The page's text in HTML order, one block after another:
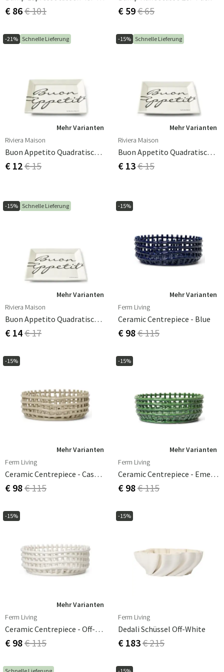
€ 86€ 101 € 59€ 65
-21% Schnelle Lieferung
Mehr Varianten
Riviera Maison
Buon Appetito Quadratischer Teller 18 X 18 Cm
€ 12€ 15
-15% Schnelle Lieferung
Mehr Varianten
Riviera Maison
Buon Appetito Quadratischer Teller 22 X 22 Cm
€ 13€ 15
-15% Schnelle Lieferung
Mehr Varianten
Riviera Maison
Buon Appetito Quadratischer Teller 26 X 26 Cm
€ 14€ 17
-15%
Mehr Varianten
Ferm Living
Ceramic Centrepiece - Blue
€ 98€ 115
-15%
Mehr Varianten
Ferm Living
Ceramic Centrepiece - Cashmere
€ 98€ 115
-15%
Mehr Varianten
Ferm Living
Ceramic Centrepiece - Emerald Green
€ 98€ 115
-15%
Mehr Varianten
Ferm Living
Ceramic Centrepiece - Off-White
€ 98€ 115
-15%
Ferm Living
Dedali Schüssel Off-White
€ 183€ 215